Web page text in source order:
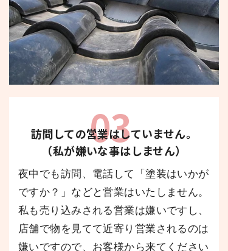
03
訪問しての営業はしていません。
（私が嫌いな事はしません）
夜中でも訪問、電話して「塗装はいかが
ですか？」などと営業はいたしません。
私も売り込みされる営業は嫌いですし、
店舗で物を見てて近寄り営業されるのは
嫌いですので、お客様から来てください